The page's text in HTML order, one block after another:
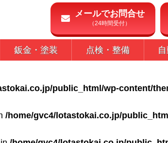
メールでお問合せ
（24時間受付）
鈑金・塗装 点検・整備
public_html/wp-content/
/home/gvc4/lotastokai.co.jp/